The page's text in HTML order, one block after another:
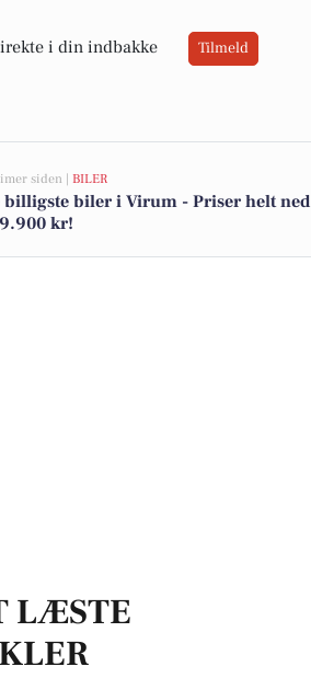
i din indbakke Tilmeld
siden | BILER
billigste biler i Virum - Priser helt ned
kr!
LÆSTE